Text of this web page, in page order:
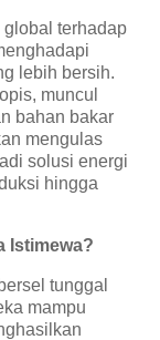
terhadap
lebih bersih.
muncul
bahan bakar
mengulas
solusi energi
hingga
Istimewa?
tunggal
mampu